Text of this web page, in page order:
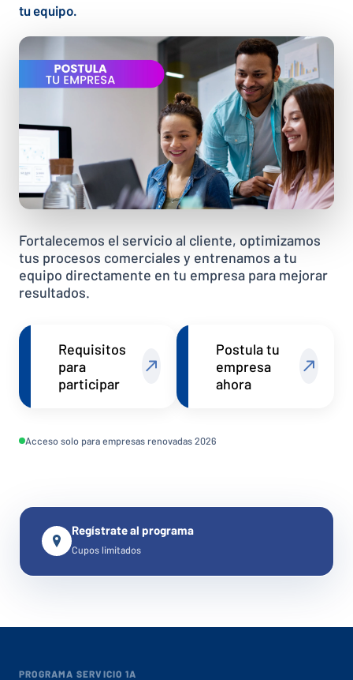
tu equipo.
Fortalecemos el servicio al cliente, optimizamos
tus procesos comerciales y entrenamos a tu
equipo directamente en tu empresa para mejorar
resultados.
Requisitos
para
participar
Postula tu
empresa
ahora
Acceso solo para empresas renovadas 2026
Regístrate al programa
Cupos limitados
PROGRAMA SERVICIO 1A